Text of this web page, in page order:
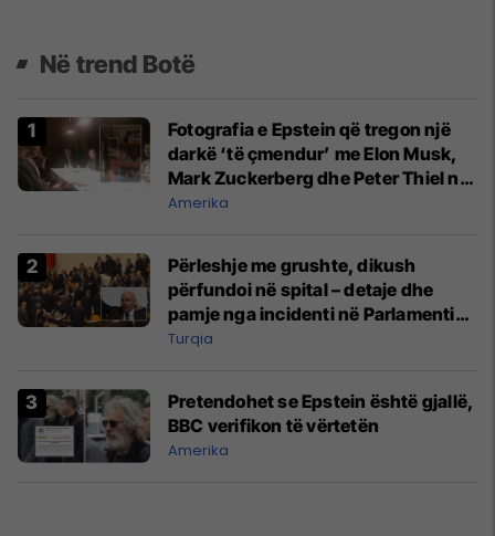
Në trend Botë
Fotografia e Epstein që tregon një
darkë ‘të çmendur’ me Elon Musk,
Mark Zuckerberg dhe Peter Thiel në
vitin 2015
Amerika
Përleshje me grushte, dikush
përfundoi në spital – detaje dhe
pamje nga incidenti në Parlamentin
e Turqisë
Turqia
Pretendohet se Epstein është gjallë,
BBC verifikon të vërtetën
Amerika